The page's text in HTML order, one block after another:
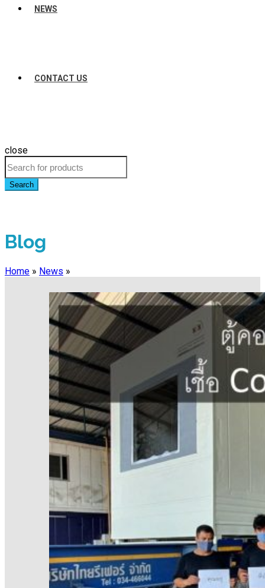
NEWS
CONTACT US
close
Search
Blog
Home » News »